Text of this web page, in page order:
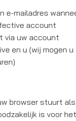
e-mailadres
account
via uw account
en u (wij mogen u
browser stuurt
is voor